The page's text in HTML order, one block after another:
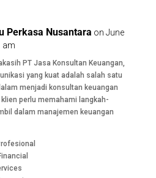
Perkasa Nusantara on June
am
PT Jasa Konsultan Keuangan,
yang kuat adalah salah satu
menjadi konsultan keuangan
perlu memahami langkah-
dalam manajemen keuangan